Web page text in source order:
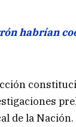
habrían
de la Nación.